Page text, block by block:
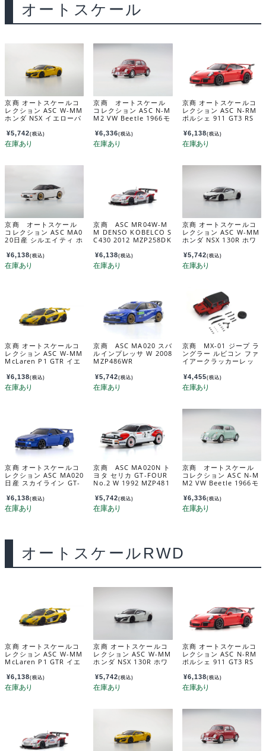
オートスケール
京商 オートスケールコ
レクション ASC W-MM
ホンダ NSX イエローパ
¥5,742(税込)
京商 オートスケール
コレクション ASC N-M
M2 VW Beetle 1966モ
P164RR
¥6,336(税込)
京商 オートスケールコ
レクション ASC N-RM
ポルシェ 911 GT3 RS
OR
¥6,138(税込)
京商 オートスケール
コレクション ASC MA0
20日産 シルエイティ ホ
¥6,138(税込)
京商 ASC MR04W-M
M DENSO KOBELCO S
C430 2012 MZP258DK
¥6,138(税込)
京商 オートスケールコ
レクション ASC W-MM
ホンダ NSX 130R ホワ
¥5,742(税込)
京商 オートスケールコ
レクション ASC W-MM
McLaren P1 GTR イエ
YG
¥6,138(税込)
京商 ASC MA020 スバ
ルインプレッサ W 2008
MZP486WR
¥5,742(税込)
京商 MX-01 ジープ ラ
ングラー ルビコン ファ
イアークラッカーレッ
¥4,455(税込)
京商 オートスケールコ
レクション ASC MA020
日産 スカイライン GT-
ー MZP487MB
¥6,138(税込)
京商 ASC MA020N ト
ヨタ セリカ GT-FOUR
No.2 W 1992 MZP481
¥5,742(税込)
京商 オートスケール
コレクション ASC N-M
M2 VW Beetle 1966モ
P164BBL
¥6,336(税込)
オートスケールRWD
京商 オートスケールコ
レクション ASC W-MM
McLaren P1 GTR イエ
YG
¥6,138(税込)
京商 オートスケールコ
レクション ASC W-MM
ホンダ NSX 130R ホワ
¥5,742(税込)
京商 オートスケールコ
レクション ASC N-RM
ポルシェ 911 GT3 RS
OR
¥6,138(税込)